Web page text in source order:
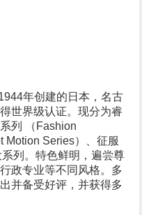
年创建的日本，名古
世界级认证。现分为睿
列 （Fashion
Motion Series）、征服
列。特色鲜明，遍尝尊
政专业等不同风格。多
并备受好评，并获得多